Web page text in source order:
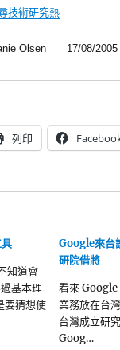
技術研究熱
Olsen 17/08/2005
列印
知道會
基本理
要猜想使
Google來台
研院借將
看來 Google
業務放在台
台灣成立研
Goog…